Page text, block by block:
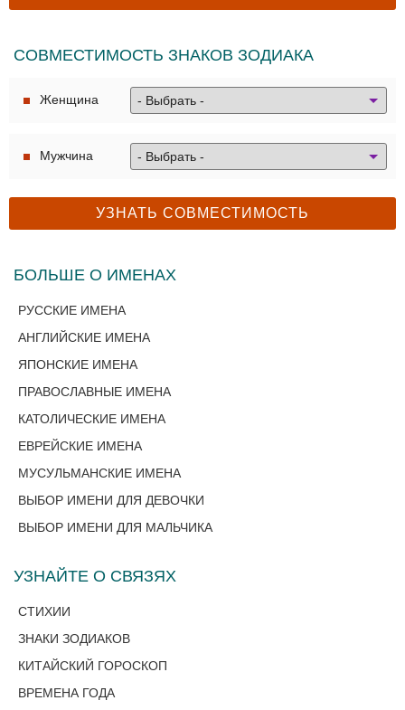
СОВМЕСТИМОСТЬ ЗНАКОВ ЗОДИАКА
Женщина
Мужчина
БОЛЬШЕ О ИМЕНАХ
РУССКИЕ ИМЕНА
АНГЛИЙСКИЕ ИМЕНА
ЯПОНСКИЕ ИМЕНА
ПРАВОСЛАВНЫЕ ИМЕНА
КАТОЛИЧЕСКИЕ ИМЕНА
ЕВРЕЙСКИЕ ИМЕНА
МУСУЛЬМАНСКИЕ ИМЕНА
ВЫБОР ИМЕНИ ДЛЯ ДЕВОЧКИ
ВЫБОР ИМЕНИ ДЛЯ МАЛЬЧИКА
УЗНАЙТЕ О СВЯЗЯХ
СТИХИИ
ЗНАКИ ЗОДИАКОВ
КИТАЙСКИЙ ГОРОСКОП
ВРЕМЕНА ГОДА